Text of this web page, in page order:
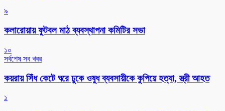
৯
কলারোয়ায় ফুটবল মাঠ ব্যবস্থাপনা কমিটির সভা
১০
সর্বশেষ সব খবর
কয়রায় সিঁধ কেটে ঘরে ঢুকে ওষুধ ব্যবসায়ীকে কুপিয়ে হত্যা, স্ত্রী আহত
১